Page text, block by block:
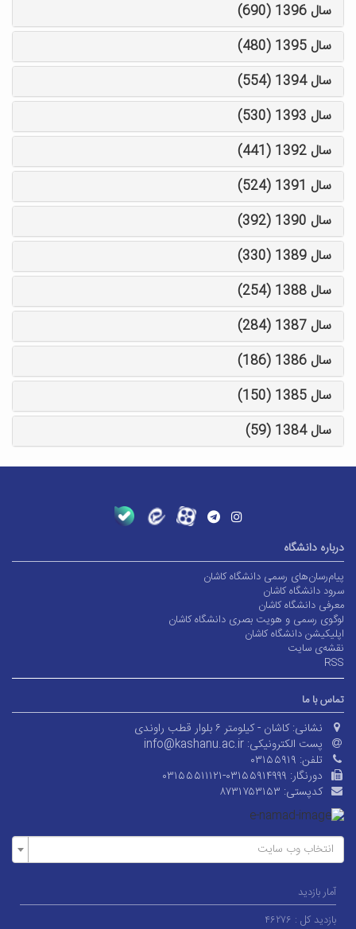
سال 1396 (690)
سال 1395 (480)
سال 1394 (554)
سال 1393 (530)
سال 1392 (441)
سال 1391 (524)
سال 1390 (392)
سال 1389 (330)
سال 1388 (254)
سال 1387 (284)
سال 1386 (186)
سال 1385 (150)
سال 1384 (59)
درباره دانشگاه
پیام‌رسان‌های رسمی دانشگاه کاشان
سرود دانشگاه کاشان
معرفی دانشگاه کاشان
لوگوی رسمی و هویت بصری دانشگاه کاشان
اپلیکیشن دانشگاه کاشان
نقشه‌ی سایت
RSS
تماس با ما
نشانی: کاشان - کیلومتر ۶ بلوار قطب راوندی
پست الکترونیکی: info@kashanu.ac.ir
تلفن: ۰۳۱۵۵۹۱۹
دورنگار: ۰۳۱۵۵۵۱۱۱۲۱-۰۳۱۵۵۹۱۴۹۹۹
کدپستی: ۸۷۳۱۷۵۳۱۵۳
انتخاب وب سایت
آمار بازدید
بازدید کل : ۴۶۲۷۶